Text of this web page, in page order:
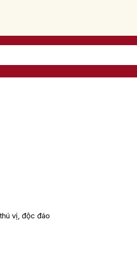
vị, độc đáo